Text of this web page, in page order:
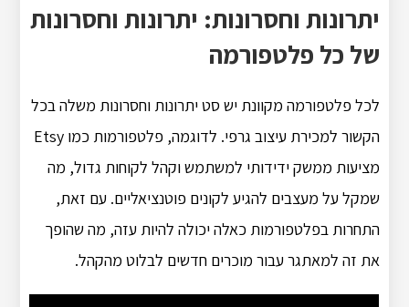
יתרונות וחסרונות: יתרונות וחסרונות
של כל פלטפורמה
לכל פלטפורמה מקוונת יש סט יתרונות וחסרונות משלה בכל
הקשור למכירת עיצוב גרפי. לדוגמה, פלטפורמות כמו Etsy
מציעות ממשק ידידותי למשתמש וקהל לקוחות גדול, מה
שמקל על מעצבים להגיע לקונים פוטנציאליים. עם זאת,
התחרות בפלטפורמות כאלה יכולה להיות עזה, מה שהופך
את זה למאתגר עבור מוכרים חדשים לבלוט מהקהל.